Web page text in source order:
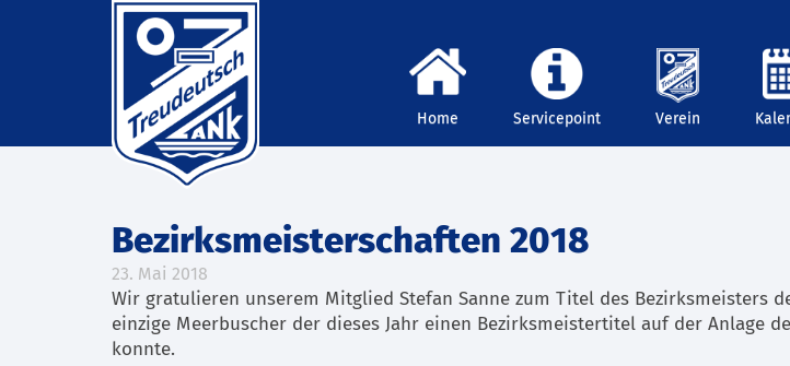
Home Servicepoint Verein
Bezirksmeisterschaften 2018
23. Mai 2018
Wir gratulieren unserem Mitglied Stefan Sanne zum Titel des Bezirksmeisters
einzige Meerbuscher der dieses Jahr einen Bezirksmeistertitel auf der Anlage
konnte.